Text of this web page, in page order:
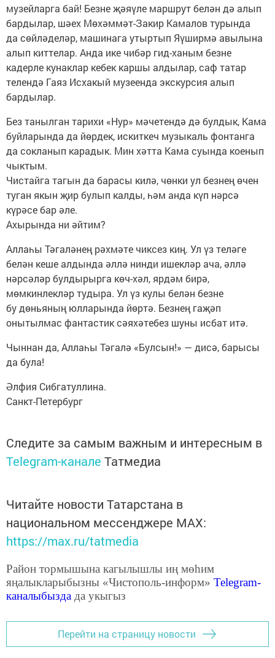
музейларга бай! Безне җәяүле маршрут белән дә алып
бардылар, шәех Мөхәммәт-Закир Камалов турында
да сөйләделәр, машинага утыртып Яүширмә авылына
алып киттелар. Анда ике чибәр гид-ханым безне
кадерле кунаклар кебек каршы алдылар, саф татар
телендә Гаяз Исхакый музеенда экскурсия алып
бардылар.
Без танылган тарихи «Нур» мәчетендә дә булдык, Кама
буйларында да йөрдек, искиткеч музыкаль фонтанга
да сокланып карадык. Мин хәтта Кама суында коенып
чыктым.
Чистайга тагын да барасы килә, чөнки ул безнең өчен
туган якын җир булып калды, һәм анда күп нәрсә
күрәсе бар әле.
Ахырында ни әйтим?
Аллаһы Тәгаләнең рәхмәте чиксез киң. Ул үз теләге
белән кеше алдында әллә нинди ишекләр ача, әллә
нәрсәләр булдырырга көч-хәл, ярдәм бирә,
мөмкинлекләр тудыра. Ул үз кулы белән безне
бу дөньяның юлларында йөртә. Безнең гаҗәп
онытылмас фантастик сәяхәтебез шуны исбат итә.
Чыннан да, Аллаһы Тәгалә «Булсын!» — дисә, барысы
да була!
Әлфия Сибгатуллина.
Санкт-Петербург
Следите за самым важным и интересным в
Telegram-канале Татмедиа
Читайте новости Татарстана в
национальном мессенджере MАХ:
https://max.ru/tatmedia
Район тормышына кагылышлы иң мөһим
яңалыкларыбызны «Чистополь-информ» Telegram-
каналыбызда да укыгыз
Перейти на страницу новости